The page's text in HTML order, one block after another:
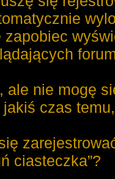
ale nie mogę
jakiś czas
ciasteczka”?